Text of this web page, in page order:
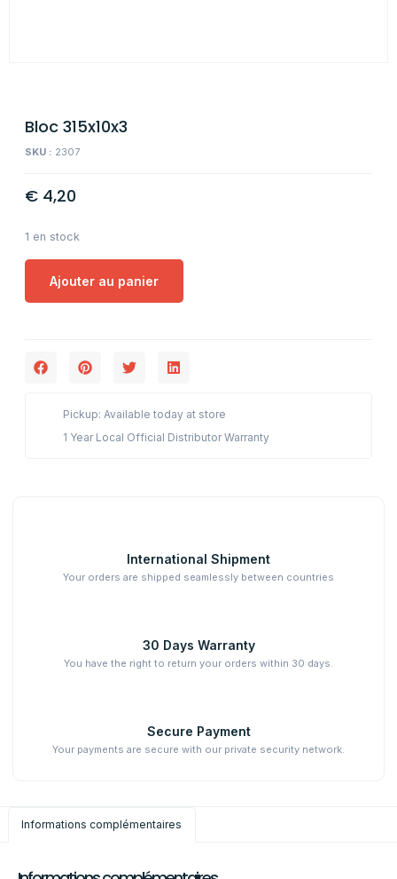
Bloc 315x10x3
SKU : 2307
€ 4,20
1 en stock
Ajouter au panier
Pickup: Available today at store
1 Year Local Official Distributor Warranty
International Shipment
Your orders are shipped seamlessly between countries
30 Days Warranty
You have the right to return your orders within 30 days.
Secure Payment
Your payments are secure with our private security network.
Informations complémentaires